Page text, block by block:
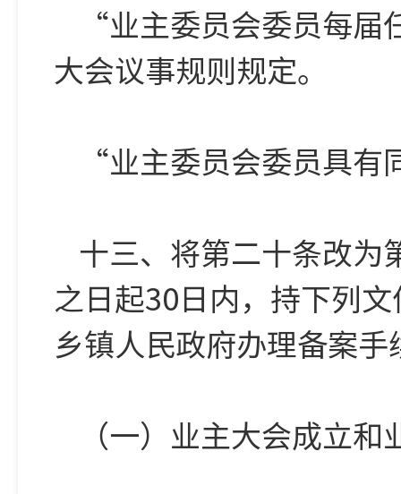
“业主委员会委员每
大会议事规则规定。
“业主委员会委员具
十三、将第二十条改
之日起30日内，持下列
乡镇人民政府办理备案手
（一）业主大会成立